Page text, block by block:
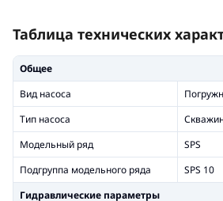
Таблица технических
Общее
Вид насоса
Тип насоса
Модельный ряд
SPS
Подгруппа модельного ряда
SPS 10
Гидравлические параметры